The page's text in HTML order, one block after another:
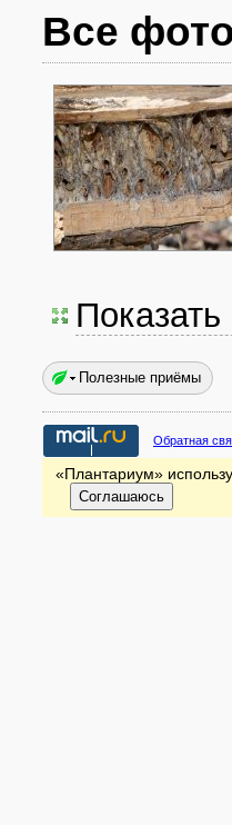
Все
Полезные приёмы
Обратная
«Плантариум»
Соглашаюсь